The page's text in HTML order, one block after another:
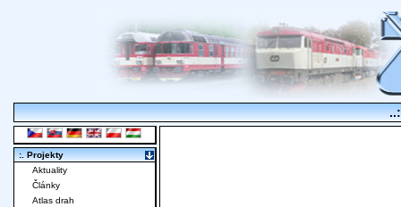
:. Projekty
Aktuality
Články
Atlas drah